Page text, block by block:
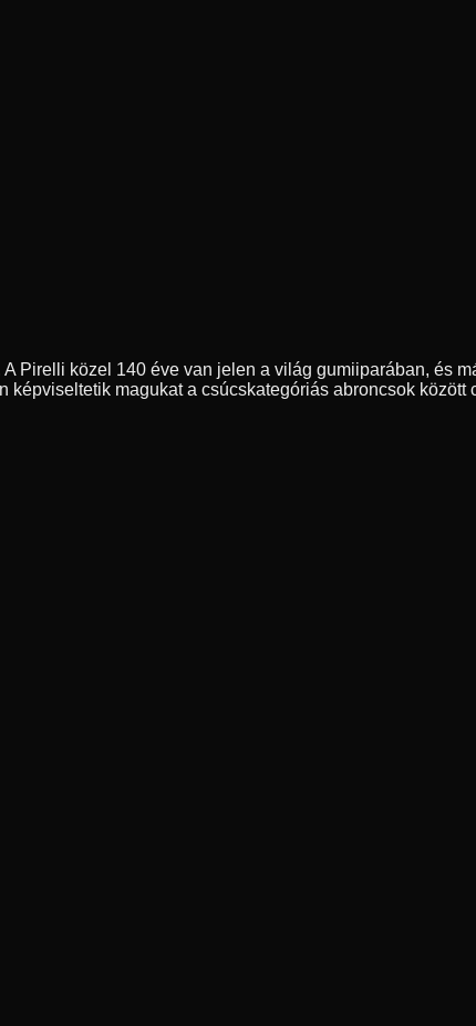
Pirelli közel 140 éve van jelen a világ gumiiparában, és
magukat a csúcskategóriás abroncsok között